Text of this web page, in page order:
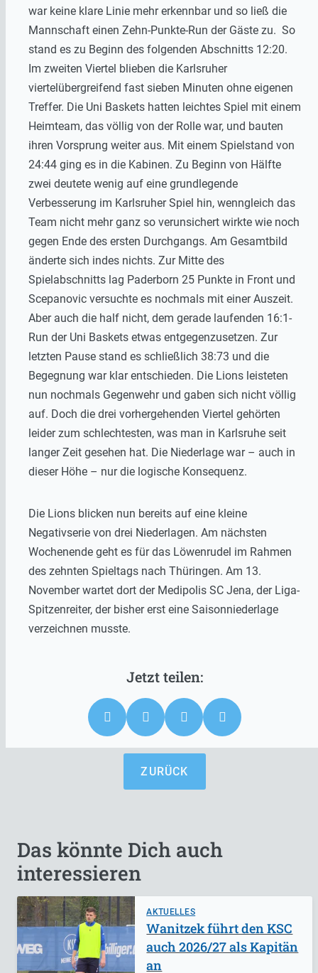
war keine klare Linie mehr erkennbar und so ließ die
Mannschaft einen Zehn-Punkte-Run der Gäste zu. So
stand es zu Beginn des folgenden Abschnitts 12:20.
Im zweiten Viertel blieben die Karlsruher
viertelübergreifend fast sieben Minuten ohne eigenen
Treffer. Die Uni Baskets hatten leichtes Spiel mit einem
Heimteam, das völlig von der Rolle war, und bauten
ihren Vorsprung weiter aus. Mit einem Spielstand von
24:44 ging es in die Kabinen. Zu Beginn von Hälfte
zwei deutete wenig auf eine grundlegende
Verbesserung im Karlsruher Spiel hin, wenngleich das
Team nicht mehr ganz so verunsichert wirkte wie noch
gegen Ende des ersten Durchgangs. Am Gesamtbild
änderte sich indes nichts. Zur Mitte des
Spielabschnitts lag Paderborn 25 Punkte in Front und
Scepanovic versuchte es nochmals mit einer Auszeit.
Aber auch die half nicht, dem gerade laufenden 16:1-
Run der Uni Baskets etwas entgegenzusetzen. Zur
letzten Pause stand es schließlich 38:73 und die
Begegnung war klar entschieden. Die Lions leisteten
nun nochmals Gegenwehr und gaben sich nicht völlig
auf. Doch die drei vorhergehenden Viertel gehörten
leider zum schlechtesten, was man in Karlsruhe seit
langer Zeit gesehen hat. Die Niederlage war – auch in
dieser Höhe – nur die logische Konsequenz.
Die Lions blicken nun bereits auf eine kleine
Negativserie von drei Niederlagen. Am nächsten
Wochenende geht es für das Löwenrudel im Rahmen
des zehnten Spieltags nach Thüringen. Am 13.
November wartet dort der Medipolis SC Jena, der Liga-
Spitzenreiter, der bisher erst eine Saisonniederlage
verzeichnen musste.
ZURÜCK
Das könnte Dich auch
interessieren
AKTUELLES
Wanitzek führt den KSC
auch 2026/27 als Kapitän
an